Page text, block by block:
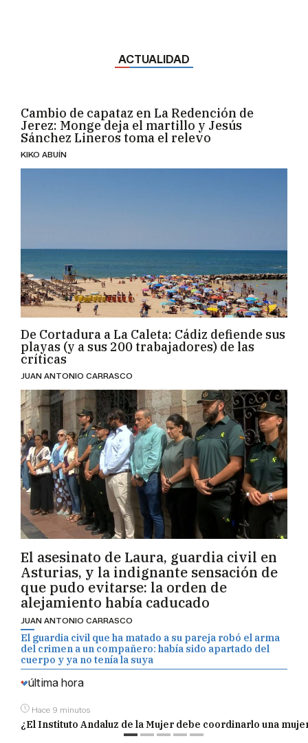
ACTUALIDAD
Cambio de capataz en La Redención de
Jerez: Monge deja el martillo y Jesús
Sánchez Lineros toma el relevo
KIKO ABUÍN
De Cortadura a La Caleta: Cádiz defiende sus
playas (y a sus 200 trabajadores) de las
críticas
JUAN ANTONIO CARRASCO
El asesinato de Laura, guardia civil en
Asturias, y la indignante sensación de
que pudo evitarse: la orden de
alejamiento había caducado
JUAN ANTONIO CARRASCO
El guardia civil que ha matado a su pareja robó el arma
del crimen a un compañero: había sido apartado del
cuerpo y ya no tenía la suya
última hora
Hace 9 minutos
¿El Instituto Andaluz de la Mujer debe coordinarlo una